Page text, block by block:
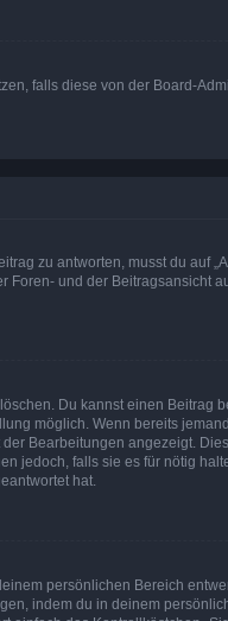
falls diese von der Board-
zu antworten, musst du auf
und der Beitragsansicht
Du kannst einen Beitrag
möglich. Wenn bereits
Bearbeitungen angezeigt.
jedoch, falls sie es für nötig
hat.
persönlichen Bereich
indem du in deinem